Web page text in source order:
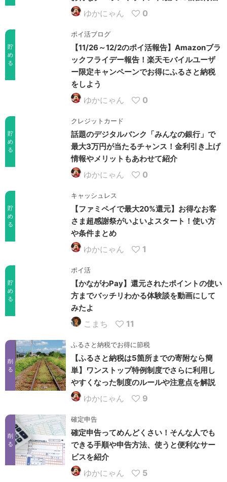
ゆかにゃん 0
貯
め
る
ポイ活ブログ
【11/26～12/2のポイ活報告】Amazonブラ
ックフライデー報告！楽天モバイルユーザ
ー限定キャンペーンでお得にふるさと納税
をしよう
ゆかにゃん 0
貯
め
る
クレジットカード
話題のデジタルバンク「みんなの銀行」で
最大3万円が当たるチャンス！金利引き上げ
情報やメリットもあわせて紹介
ゆかにゃん 0
貯
め
る
キャッシュレス
【ファミペイで最大20%還元】お得なお客
さま超感謝祭がいよいよスタート！使い方
や条件まとめ
ゆかにゃん 1
貯
め
る
ポイ活
【かながわPay】還元されたポイントの使い
方までバッチリわかる体験談を動画にして
みたよ
こまち 11
削
る
ふるさと納税でお得に節税
【ふるさと納税は5箇所までの寄附なら簡
単】ワンストップ特例制度でさらに利用し
やすくなった制度のルールや注意点を解説
ゆかにゃん 9
削
る
確定申告
確定申告ってめんどくさい！そんな人でも
できる手順や申告方法、使うと便利なサー
ビスを紹介
ゆかにゃん 5